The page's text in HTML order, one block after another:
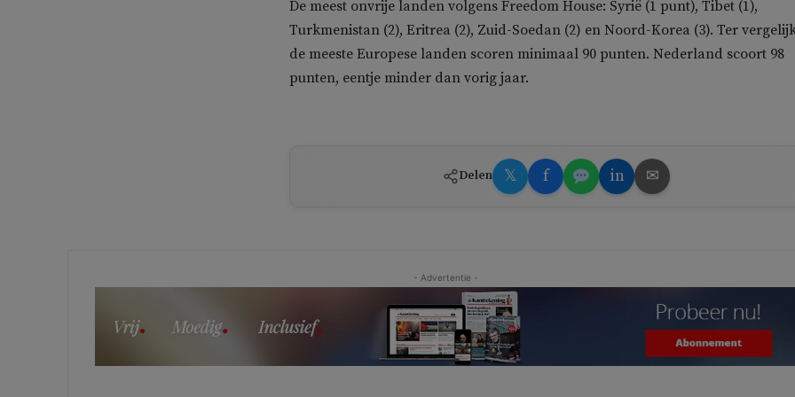
De meest onvrije landen volgens Freedom House: Syrië (1 punt), Tibet (1),
Turkmenistan (2), Eritrea (2), Zuid-Soedan (2) en Noord-Korea (3). Ter
de meeste Europese landen scoren minimaal 90 punten. Nederland scoort 98
punten, eentje minder dan vorig jaar.
Delen 𝕏 f in ✉
- Advertentie -